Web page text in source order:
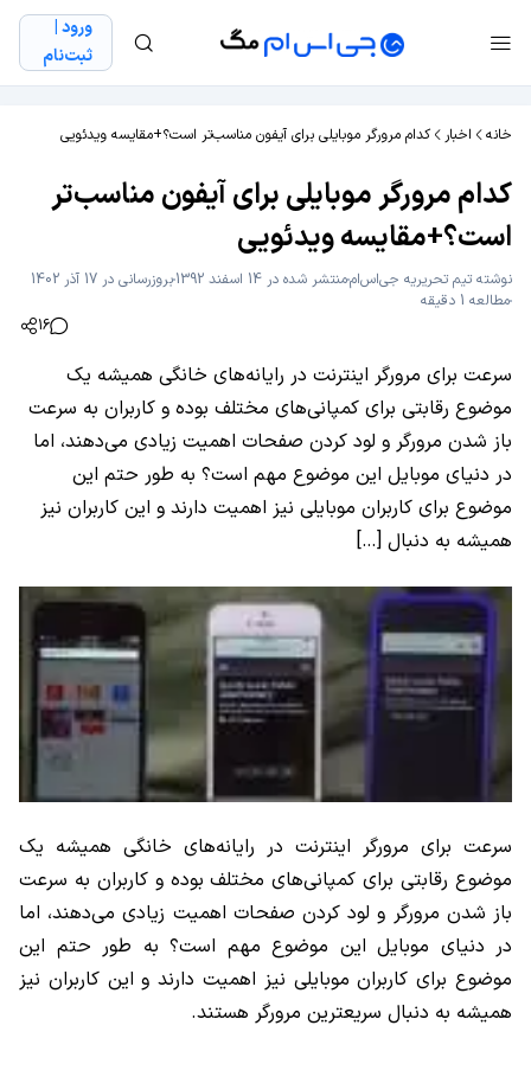
ورود |
ثبت‌نام
خانه اخبار کدام مرورگر موبایلی برای آیفون مناسب‌تر است؟+مقایسه ویدئویی
کدام مرورگر موبایلی برای آیفون مناسب‌تر
است؟+مقایسه ویدئویی
نوشته تیم تحریریه جی‌اس‌اممنتشر شده در 14 اسفند 1392
بروزرسانی در 17 آذر 1402
مطالعه 1 دقیقه
16
سرعت برای مرورگر اینترنت در رایانه‌های خانگی همیشه یک
موضوع رقابتی برای کمپانی‌های مختلف بوده و کاربران به سرعت
باز شدن مرورگر و لود کردن صفحات اهمیت زیادی می‌دهند، اما
در دنیای موبایل این موضوع مهم است؟ به طور حتم این
موضوع برای کاربران موبایلی نیز اهمیت دارند و این کاربران نیز
همیشه به دنبال […]
سرعت برای مرورگر اینترنت در رایانه‌های خانگی همیشه یک
موضوع رقابتی برای کمپانی‌های مختلف بوده و کاربران به سرعت
باز شدن مرورگر و لود کردن صفحات اهمیت زیادی می‌دهند، اما
در دنیای موبایل این موضوع مهم است؟ به طور حتم این
موضوع برای کاربران موبایلی نیز اهمیت دارند و این کاربران نیز
همیشه به دنبال سریعترین مرورگر هستند.